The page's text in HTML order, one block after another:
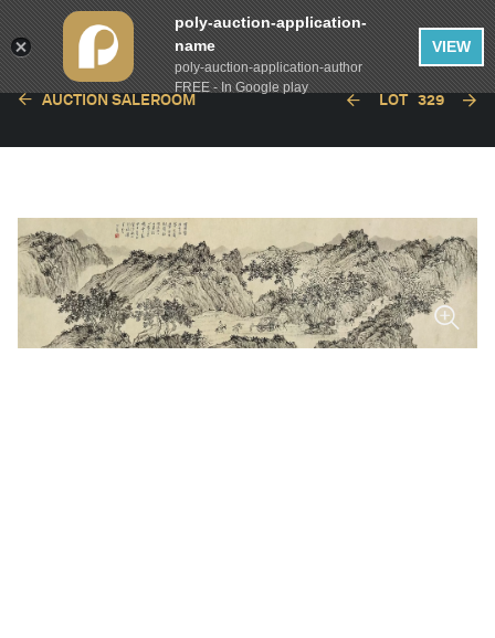
AUCTION SALEROOM LOT 329
poly-auction-application-
name
poly-auction-application-author
FREE - In Google play
VIEW